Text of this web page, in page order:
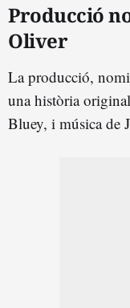
Producció
Oliver
La producció,
una història
Bluey, i música de